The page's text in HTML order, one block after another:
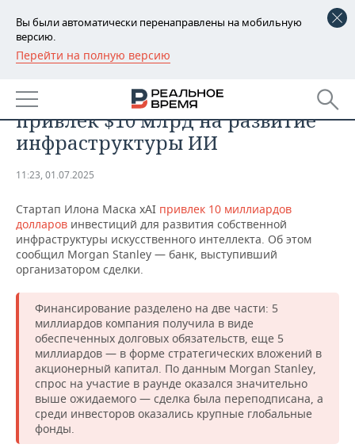
Вы были автоматически перенаправлены на мобильную
версию.
Перейти на полную версию
РЕГИОНЫ
БАШКОРТОСТАН
ТАТАРСТАН
НОВОСТИ
АНАЛИТИКА
ДЕКЛАРАЦИИ О ДОХОДАХ
КОРОЛИ ГОСЗАКАЗА ПФО
ВУЗЫ ТАТАРСТАНА
КОМУ ПРИНАДЛЕЖАТ
ТОРГОВЫЕ ЦЕНТРЫ
ТАТАРСТАНА
НОВОСТИ ЭКОНОМИКИ
ФИНАНСЫ
БАНКИ
БЮДЖЕТ
ИНВЕСТИЦИИ
ПРОМЫШЛЕННОСТЬ
НОВОСТИ
ПРОМЫШЛЕННОСТИ
МАШИНОСТРОЕНИЕ
НЕФТЕХИМИЯ
НЕФТЬ
ОПК
НЕДВИЖИМОСТЬ
НОВОСТИ НЕДВИЖИМОСТИ
АВТО
НОВОСТИ АВТО
БИЗНЕС
НОВОСТИ БИЗНЕСА
РОЗНИЧНАЯ ТОРГОВЛЯ
ТРАНСПОРТ
ТЕХНОЛОГИИ
НОВОСТИ ТЕХНОЛОГИЙ
МЕРОПРИЯТИЯ
НОВОСТИ МЕРОПРИЯТИЙ
СПОРТ
Стартап Илона Маска xAI
привлек $10 млрд на развитие
инфраструктуры ИИ
11:23, 01.07.2025
Стартап Илона Маска xAI привлек 10 миллиардов
долларов инвестиций для развития собственной
инфраструктуры искусственного интеллекта. Об этом
сообщил Morgan Stanley — банк, выступивший
организатором сделки.
Финансирование разделено на две части: 5
миллиардов компания получила в виде
обеспеченных долговых обязательств, еще 5
миллиардов — в форме стратегических вложений в
акционерный капитал. По данным Morgan Stanley,
спрос на участие в раунде оказался значительно
выше ожидаемого — сделка была переподписана, а
среди инвесторов оказались крупные глобальные
фонды.